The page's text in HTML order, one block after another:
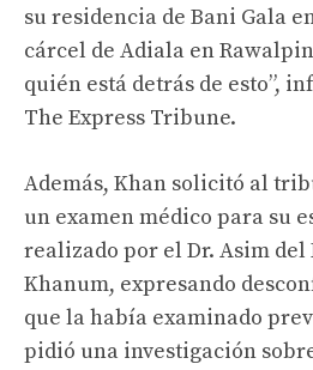
su residencia de Bani Gala
cárcel de Adiala en
quién está detrás de esto”,
The Express Tribune.
Además, Khan solicitó al
un examen médico para su
realizado por el Dr. Asim
Khanum, expresando
que la había examinado
pidió una investigación